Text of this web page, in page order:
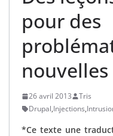
pour des
nouvelles
26 avril 2013
Tris
Drupal,Injections,
*Ce texte une